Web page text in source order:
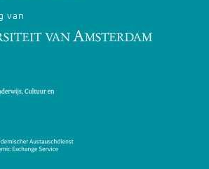
van